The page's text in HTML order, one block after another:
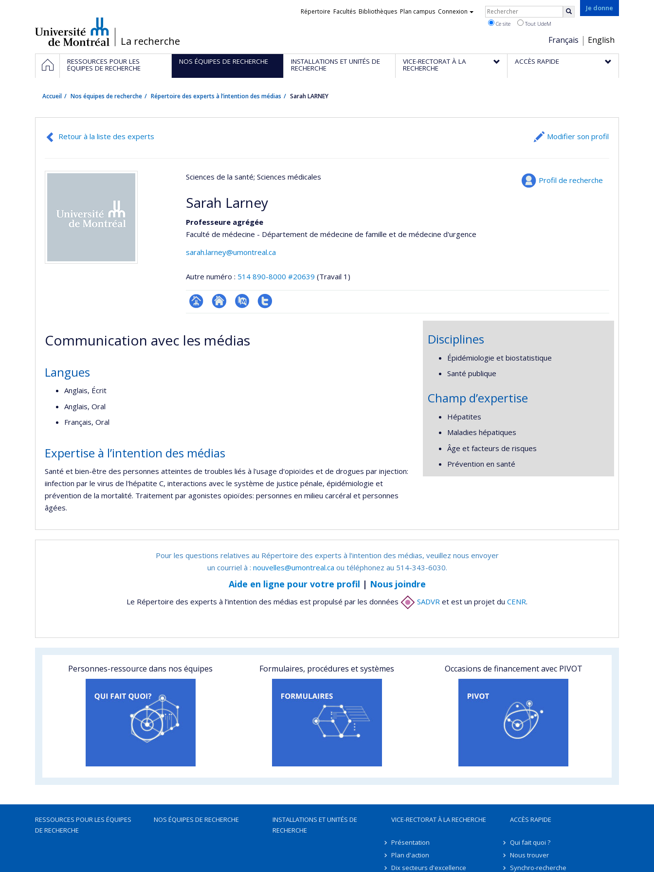
/La recherche
Je donne
Choix
de
la
Français English
Liens
Répertoire Facultés Bibliothèques Plan campus Connexion Rechercher
Ce site Tout UdeM
Navigation
principale
ACCUEILRESSOURCES POUR LES
ÉQUIPES DE RECHERCHE
NOS ÉQUIPES DE RECHERCHE INSTALLATIONS ET UNITÉS DE
RECHERCHE
VICE-RECTORAT À LA
RECHERCHE
ACCÈS RAPIDE
Accueil Nos équipes de recherche Répertoire des experts à l’intention des médias Sarah LARNEY
Retour à la liste des experts Modifier son profil
Profil de recherche
Sciences de la santé; Sciences médicales
Sarah Larney
Professeure agrégée
Faculté de médecine - Département de médecine de famille et de médecine d'urgence
sarah.larney@umontreal.ca
Autre numéro : 514 890-8000 #20639 (Travail 1)
Page
(faculté,département,école)
Site
de
PubMedCompte
Communication avec les médias
Langues
Anglais, Écrit
Anglais, Oral
Français, Oral
Expertise à l’intention des médias
Santé et bien-être des personnes atteintes de troubles liés à l'usage d'opioïdes et de drogues par injection:
iinfection par le virus de l'hépatite C, interactions avec le système de justice pénale, épidémiologie et
prévention de la mortalité. Traitement par agonistes opioïdes: personnes en milieu carcéral et personnes
âgées.
Disciplines
Épidémiologie et biostatistique
Santé publique
Champ d’expertise
Hépatites
Maladies hépatiques
Âge et facteurs de risques
Prévention en santé
Pour les questions relatives au Répertoire des experts à l’intention des médias, veuillez nous envoyer
un courriel à : nouvelles@umontreal.ca ou téléphonez au 514-343-6030.
Aide en ligne pour votre profil | Nous joindre
Le Répertoire des experts à l’intention des médias est propulsé par les données SADVR et est un projet du CENR.
Personnes-ressource dans nos équipes Formulaires, procédures et systèmes Occasions de financement avec PIVOT
RESSOURCES POUR LES ÉQUIPES
DE RECHERCHE
NOS ÉQUIPES DE RECHERCHE
INSTALLATIONS ET UNITÉS DE
RECHERCHE
VICE-RECTORAT À LA RECHERCHE
Présentation
Plan d'action
Dix secteurs d'excellence
ACCÈS RAPIDE
Qui fait quoi ?
Nous trouver
Synchro-recherche